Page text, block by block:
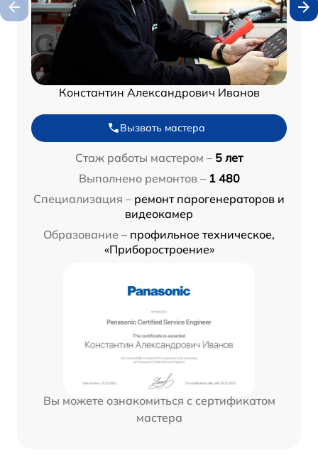
Константин Александрович Иванов
Вызвать мастера
Стаж работы мастером – 5 лет
Выполнено ремонтов – 1 480
Специализация – ремонт парогенераторов и
видеокамер
Образование – профильное техническое,
«Приборостроение»
Вы можете ознакомиться с сертификатом
мастера